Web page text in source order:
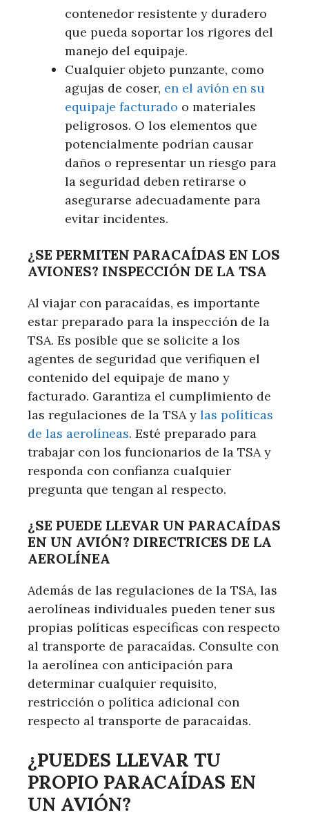
contenedor resistente y duradero
que pueda soportar los rigores del
manejo del equipaje.
Cualquier objeto punzante, como
agujas de coser, en el avión en su
equipaje facturado o materiales
peligrosos. O los elementos que
potencialmente podrían causar
daños o representar un riesgo para
la seguridad deben retirarse o
asegurarse adecuadamente para
evitar incidentes.
¿SE PERMITEN PARACAÍDAS EN LOS
AVIONES? INSPECCIÓN DE LA TSA
Al viajar con paracaídas, es importante
estar preparado para la inspección de la
TSA. Es posible que se solicite a los
agentes de seguridad que verifiquen el
contenido del equipaje de mano y
facturado. Garantiza el cumplimiento de
las regulaciones de la TSA y las políticas
de las aerolíneas. Esté preparado para
trabajar con los funcionarios de la TSA y
responda con confianza cualquier
pregunta que tengan al respecto.
¿SE PUEDE LLEVAR UN PARACAÍDAS
EN UN AVIÓN? DIRECTRICES DE LA
AEROLÍNEA
Además de las regulaciones de la TSA, las
aerolíneas individuales pueden tener sus
propias políticas específicas con respecto
al transporte de paracaídas. Consulte con
la aerolínea con anticipación para
determinar cualquier requisito,
restricción o política adicional con
respecto al transporte de paracaídas.
¿PUEDES LLEVAR TU
PROPIO PARACAÍDAS EN
UN AVIÓN?